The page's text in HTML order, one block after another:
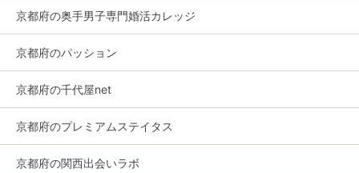
京都府の奥手男子専門婚活カレッジ
京都府のパッション
京都府の千代屋net
京都府のプレミアムステイタス
京都府の関西出会いラボ